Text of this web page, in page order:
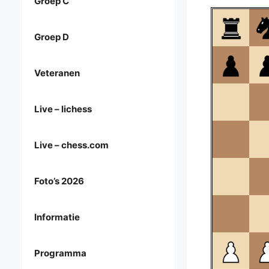
Groep D
Veteranen
Live – lichess
Live – chess.com
Foto’s 2026
Informatie
Programma